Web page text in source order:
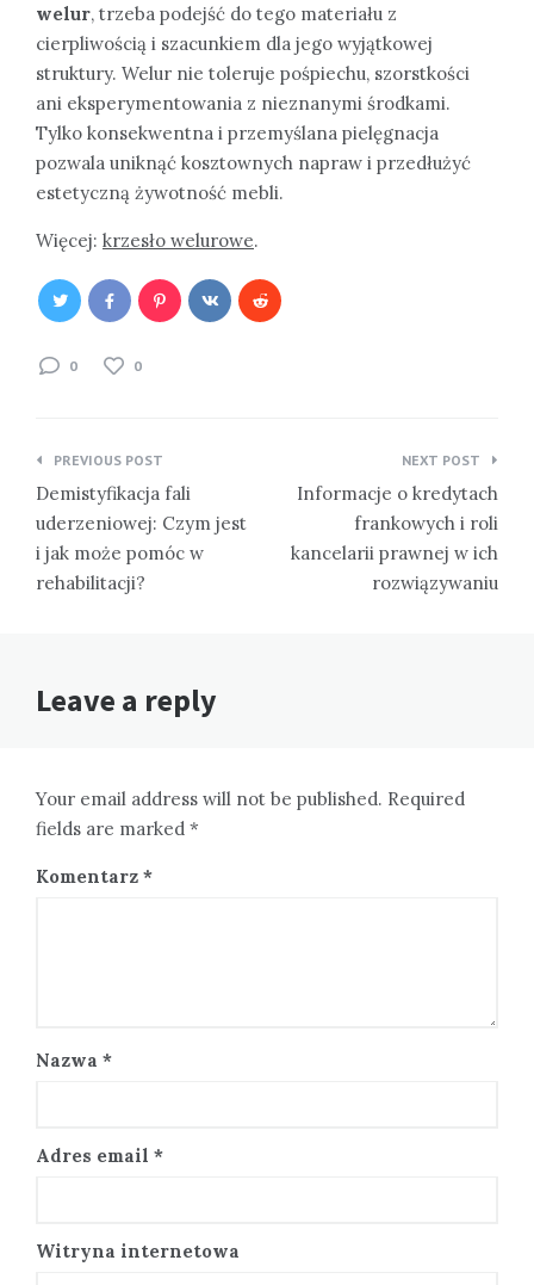
welur, trzeba podejść do tego materiału z
cierpliwością i szacunkiem dla jego wyjątkowej
struktury. Welur nie toleruje pośpiechu, szorstkości
ani eksperymentowania z nieznanymi środkami.
Tylko konsekwentna i przemyślana pielęgnacja
pozwala uniknąć kosztownych napraw i przedłużyć
estetyczną żywotność mebli.
Więcej: krzesło welurowe.
0 0
Nawigacja
wpisu
PREVIOUS POST
Demistyfikacja fali
uderzeniowej: Czym jest
i jak może pomóc w
rehabilitacji?
NEXT POST
Informacje o kredytach
frankowych i roli
kancelarii prawnej w ich
rozwiązywaniu
Leave a reply
Your email address will not be published. Required
fields are marked *
Komentarz *
Nazwa *
Adres email *
Witryna internetowa